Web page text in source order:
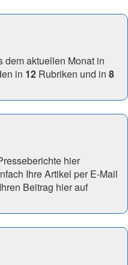
dem aktuellen Monat in
in 12 Rubriken und in 8
hier
Ihre Artikel per E-Mail
Beitrag hier auf